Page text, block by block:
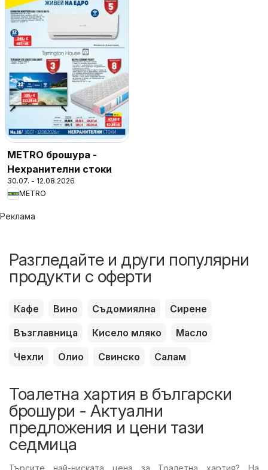
METRO брошура -
Нехранителни стоки
30.07. - 12.08.2026
METRO
Реклама
Разгледайте и други популярни
продукти с оферти
Кафе Вино Съдомиялна
Сирене
Възглавница
Кисело мляко
Масло
Чехли
Олио Свинско Салам
Тоалетна хартия в български
брошури - Актуални
предложения и цени тази
седмица
Търсите най-ниската цена за Тоалетна хартия? На